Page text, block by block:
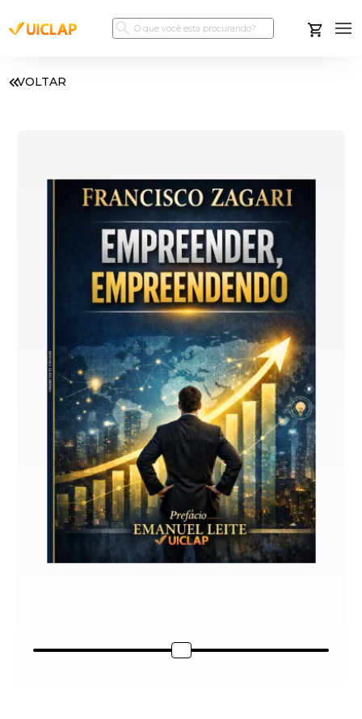
VOLTAR